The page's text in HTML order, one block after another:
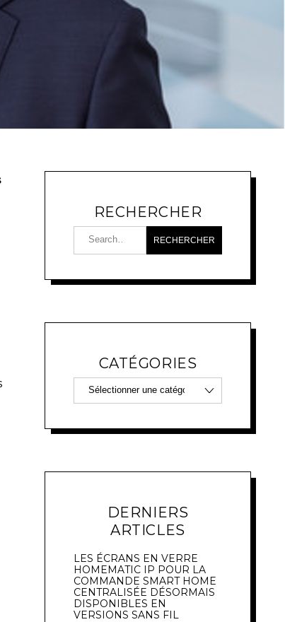
RECHERCHER
CATÉGORIES
DERNIERS
ARTICLES
LES ÉCRANS EN VERRE
HOMEMATIC IP POUR LA
COMMANDE SMART HOME
CENTRALISÉE DÉSORMAIS
DISPONIBLES EN
VERSIONS SANS FIL